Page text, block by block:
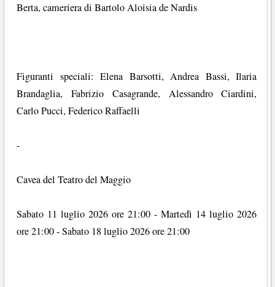
Berta, cameriera di Bartolo Aloisia de Nardis
Figuranti speciali: Elena Barsotti, Andrea Bassi, Ilaria
Brandaglia, Fabrizio Casagrande, Alessandro Ciardini,
Carlo Pucci, Federico Raffaelli
-
Cavea del Teatro del Maggio
Sabato 11 luglio 2026 ore 21:00 - Martedì 14 luglio 2026
ore 21:00 - Sabato 18 luglio 2026 ore 21:00